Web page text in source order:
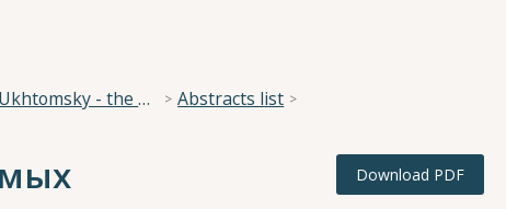
National Scientific Conference “The Imperative of Academician A. A. Ukhtomsky - the Brain and its Self-Cognition”
Abstracts list
Download PDF